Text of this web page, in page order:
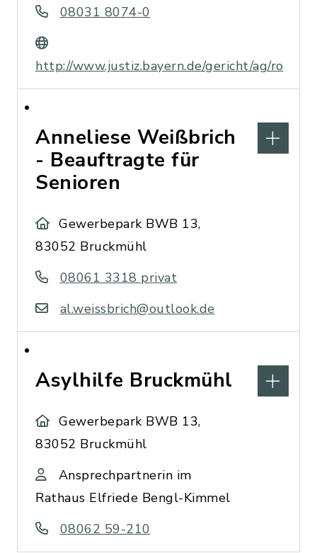
08031 8074-0
http://www.justiz.bayern.de/gericht/ag/ro
Anneliese Weißbrich
- Beauftragte für
Senioren
Gewerbepark BWB 13,
83052 Bruckmühl
08061 3318 privat
al.weissbrich@outlook.de
Asylhilfe Bruckmühl
Gewerbepark BWB 13,
83052 Bruckmühl
Ansprechpartnerin im
Rathaus Elfriede Bengl-Kimmel
08062 59-210